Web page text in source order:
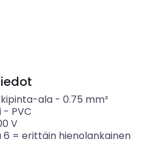
olevat vaihtoehdot
ala- 0.75 mm²
- PVC
V
6 = erittäin hienolankainen